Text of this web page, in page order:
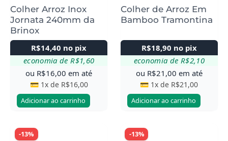
Colher Arroz Inox
Jornata 240mm da
Brinox
R$14,40 no pix
economia de R$1,60
ou R$16,00 em até
💳 1x de R$16,00
Adicionar ao carrinho
Colher de Arroz Em
Bamboo Tramontina
R$18,90 no pix
economia de R$2,10
ou R$21,00 em até
💳 1x de R$21,00
Adicionar ao carrinho
-13% -13%